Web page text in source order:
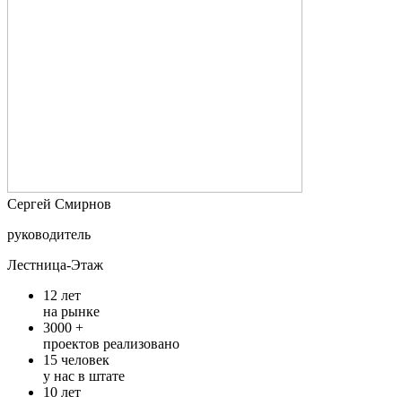
Cергей Смирнов
руководитель
Лестница-Этаж
12 лет
на рынке
3000 +
проектов реализовано
15 человек
у нас в штате
10 лет